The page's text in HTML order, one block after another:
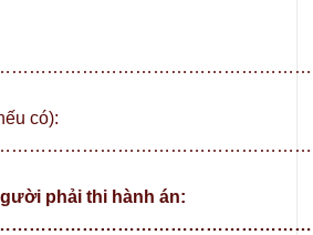
có):
phải thi hành án: